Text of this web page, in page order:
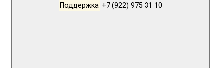
Поддержка